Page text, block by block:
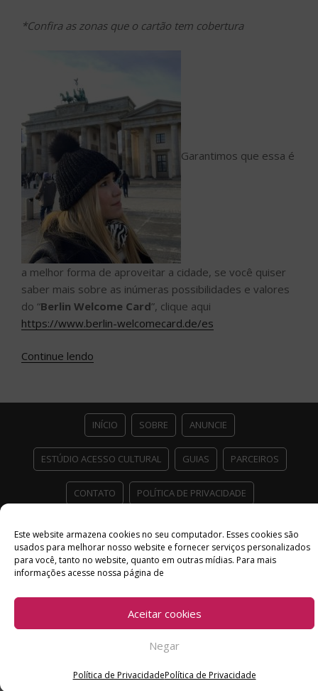
Este website armazena cookies no seu computador. Esses cookies são
usados ​​para melhorar nosso website e fornecer serviços personalizados
para você, tanto no website, quanto em outras mídias. Para mais
informações acesse nossa página de
Aceitar cookies
Negar
Política de PrivacidadePolítica de Privacidade
*Confira as zonas que o cartão tem cobertura
Garantimos que essa é
a melhor forma de aproveitar a cidade, se você quiser
saber mais sobre as inúmeras possibilidades e valores
do “Berlin Welcome Card”, clique aqui
https://www.berlin-welcomecard.de/es
Continue lendo
Visitamos
Berlim,
capital
da
Alemanha!”
INÍCIO SOBRE ANUNCIE
ESTÚDIO ACESSO CULTURAL GUIAS PARCEIROS
CONTATO POLÍTICA DE PRIVACIDADE
Copyright © 2026 Acesso Cultural - Arte, Cultura Pop e Entretenimento
Desenvolvido porDel Vieira